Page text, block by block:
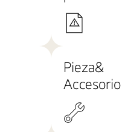
Pieza&
Accesorio